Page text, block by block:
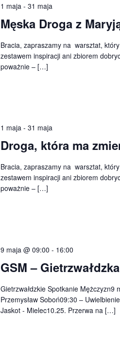
Męska Droga z
1 maja - 31 maja
Bracia, zapraszamy na warsztat,
zestawem inspiracji ani zbiorem
poważnie – […]
Droga, która ma
1 maja- 31 maja
Bracia, zapraszamy na warsztat,
zestawem inspiracji ani zbiorem
poważnie – […]
GSM –
9 maja @ 09:00 - 16:00
Gietrzwałdzkie Spotkanie
Przemysław Soboń09:30 –
Jaskot - Mielec10.25. Przerwa na […]